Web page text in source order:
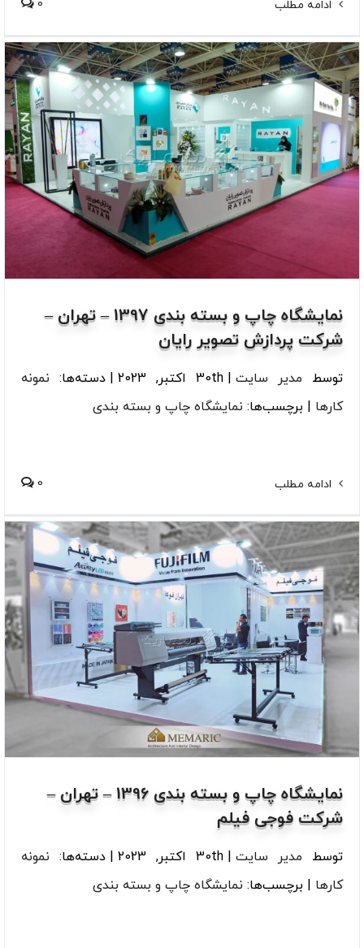
ادامه مطلب 0
نمایشگاه چاپ و بسته بندی 1397 – تهران –
شرکت پردازش تصویر رایان
توسط مدیر سایت 30th اکتبر, 2023 دسته‌ها: نمونه
کارها
برچسب‌ها: نمایشگاه چاپ و بسته بندی
ادامه مطلب 0
نمایشگاه چاپ و بسته بندی 1396 – تهران –
شرکت فوجی فیلم
توسط مدیر سایت 30th اکتبر, 2023 دسته‌ها: نمونه
کارها
برچسب‌ها: نمایشگاه چاپ و بسته بندی